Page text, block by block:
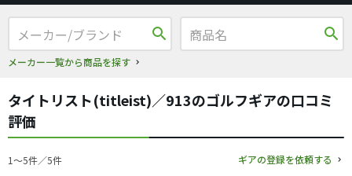
search
メーカー一覧から商品を探す
search
タイトリスト(titleist)／913のゴルフギアの口コミ
評価
1〜5件／5件 ギアの登録を依頼する